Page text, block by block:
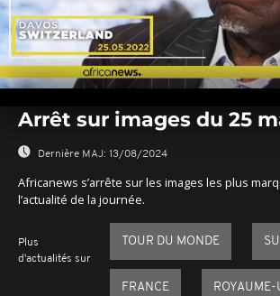
seconds
seconds
Arrêt sur images du 25
Dernière MAJ: 13/08/2024
Africanews s’arrête sur les images les plus
l’actualité de la journée.
Plus
d'actualités sur
TOUR DU MONDE
FRANCE ROYAUME-